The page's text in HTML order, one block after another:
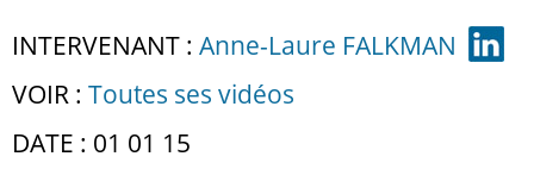
INTERVENANT : Anne-Laure FALKMAN
VOIR : Toutes ses vidéos
DATE : 01 01 15